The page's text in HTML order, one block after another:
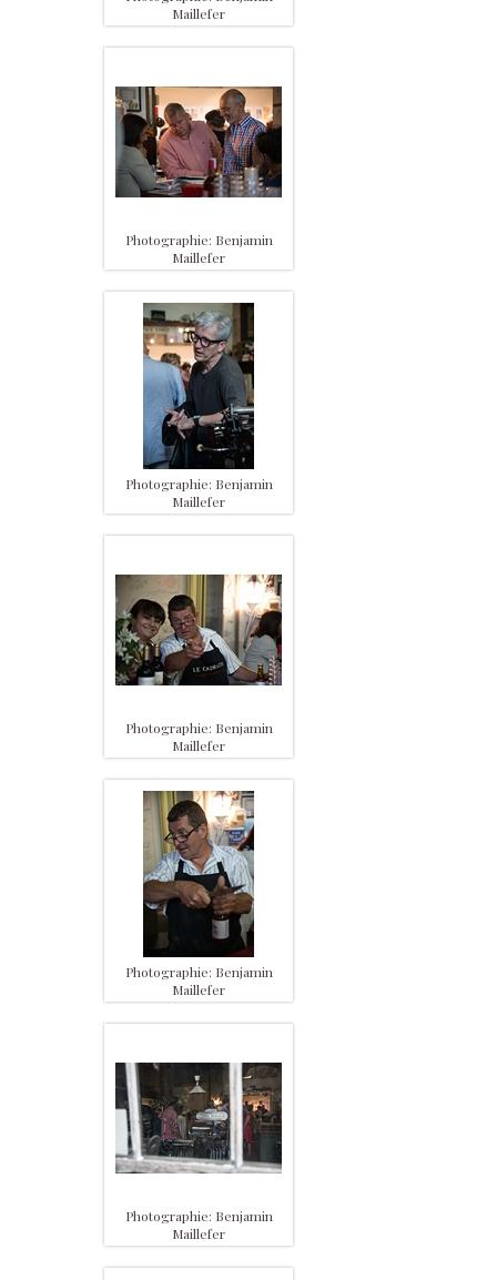
Maillefer
Photographie: Benjamin
Maillefer
Photographie: Benjamin
Maillefer
Photographie: Benjamin
Maillefer
Photographie: Benjamin
Maillefer
Photographie: Benjamin
Maillefer